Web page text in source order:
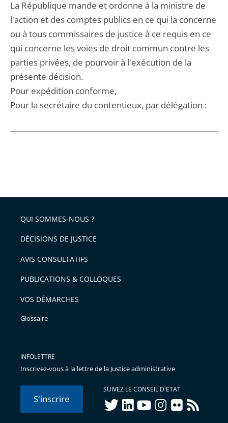
La République mande et ordonne à la ministre de
l'action et des comptes publics en ce qui la concerne
ou à tous commissaires de justice à ce requis en ce
qui concerne les voies de droit commun contre les
parties privées, de pourvoir à l'exécution de la
présente décision.
Pour expédition conforme,
Pour la secrétaire du contentieux, par délégation :
QUI SOMMES-NOUS ?
DÉCISIONS DE JUSTICE
AVIS CONSULTATIFS
PUBLICATIONS & COLLOQUES
VOS DÉMARCHES
Glossaire
INFOLETTRE
Inscrivez-vous à la lettre de la Justice administrative
S'inscrire
SUIVEZ LE CONSEIL D'ETAT
twitterlinkedInyoutubeinstagram
flickr rss